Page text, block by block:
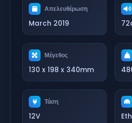
Απελευθέρωση
March 2019
Μέγεθος
130 x 198 x 340mm
Τάση
12V